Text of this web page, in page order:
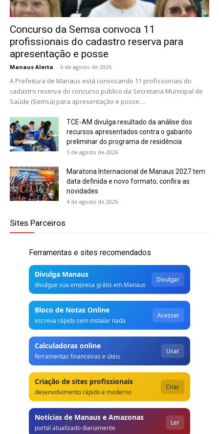
Concurso da Semsa convoca 11
profissionais do cadastro reserva para
apresentação e posse
Manaus Alerta - 6 de agosto de 2026
A Prefeitura de Manaus está convocando 11 profissionais do
cadastro reserva do concurso público da Secretaria Municipal de
Saúde (Semsa) para apresentação e posse....
TCE-AM divulga resultado da análise dos
recursos apresentados contra o gabarito
preliminar do programa de residência
5 de agosto de 2026
Maratona Internacional de Manaus 2027 tem
data definida e novo formato; confira as
novidades
4 de agosto de 2026
Sites Parceiros
Ferramentas e sites recomendados
Divulga Manaus
divulgue sua empresa grátis em Manaus
Divulgar
Bloco de Notas Online
escreva rápido sem instalar nada
Acessar
Calculadoras online
ferramentas financeiras e úteis
Usar
Criação de sites profissionais
desenvolvimento rápido e moderno
Criar
Notícias de Manaus e Amazonas
portal atualizado diariamente
Ler